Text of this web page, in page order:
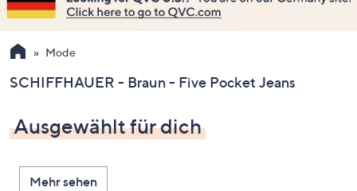
sind,
verwenden
Sie
Pfeiltasten
oben
und
nach
unten
Mode
SCHIFFHAUER - Braun - Five Pocket Jeans
Ausgewählt für dich
Mehr sehen